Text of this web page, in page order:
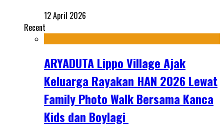
12 April 2026
Recent
ARYADUTA Lippo Village Ajak
Keluarga Rayakan HAN 2026 Lewat
Family Photo Walk Bersama Kanca
Kids dan Boylagi